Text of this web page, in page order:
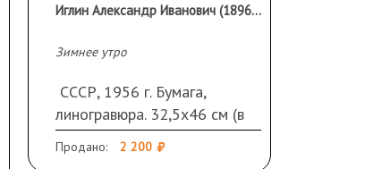
Иглин Александр Иванович (1896 - 1983)
Зимнее утро
СССР, 1956 г. Бумага,
линогравюра. 32,5х46 см (в
свету). Монограмма слева
внизу, подпись справа под
Продано: 2 200